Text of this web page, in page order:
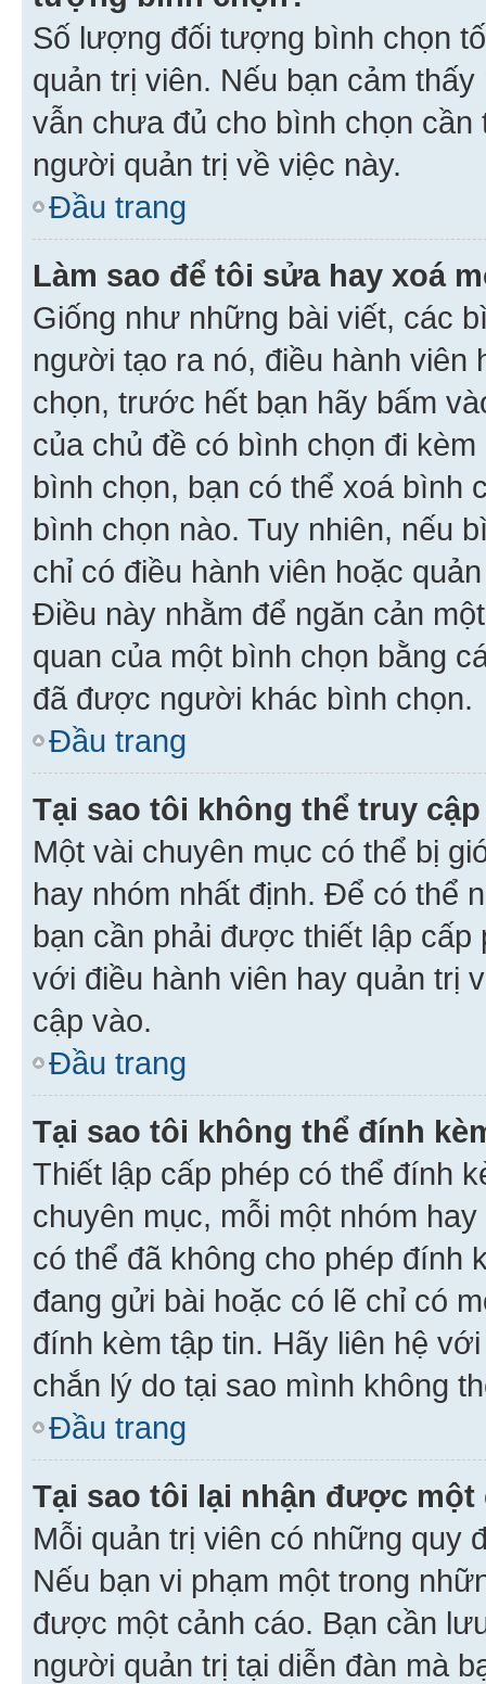
Số lượng đối tượng bình chọn
quản trị viên. Nếu bạn cảm
vẫn chưa đủ cho bình chọn
người quản trị về việc này.
Đầu trang
Làm sao để tôi sửa hay xoá
Giống như những bài viết, các
người tạo ra nó, điều hành
chọn, trước hết bạn hãy bấm
của chủ đề có bình chọn đi
bình chọn, bạn có thể xoá bình
bình chọn nào. Tuy nhiên, nếu
chỉ có điều hành viên hoặc
Điều này nhằm để ngăn cản
quan của một bình chọn bằng
đã được người khác bình chọn.
Đầu trang
Tại sao tôi không thể truy
Một vài chuyên mục có thể bị
hay nhóm nhất định. Để có thể
bạn cần phải được thiết lập
với điều hành viên hay quản trị
cập vào.
Đầu trang
Tại sao tôi không thể đính
Thiết lập cấp phép có thể đính
chuyên mục, mỗi một nhóm
có thể đã không cho phép đính
đang gửi bài hoặc có lẽ chỉ có
đính kèm tập tin. Hãy liên hệ
chắn lý do tại sao mình không
Đầu trang
Tại sao tôi lại nhận được một
Mỗi quản trị viên có những quy
Nếu bạn vi phạm một trong
được một cảnh cáo. Bạn cần
người quản trị tại diễn đàn mà